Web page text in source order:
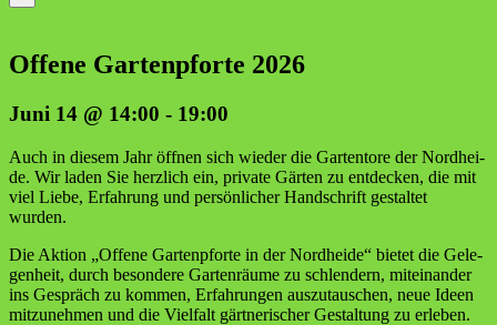
Offe­ne Gar­ten­pfor­te 2026
Juni 14 @ 14:00 - 19:00
Auch in die­sem Jahr öff­nen sich wie­der die Gar­ten­to­re der Nord­hei­
de. Wir laden Sie herz­lich ein, pri­va­te Gär­ten zu ent­de­cken, die mit
viel Lie­be, Erfah­rung und per­sön­li­cher Hand­schrift gestal­tet
wurden.
Die Akti­on „Offe­ne Gar­ten­pfor­te in der Nord­hei­de“ bie­tet die Gele­
gen­heit, durch beson­de­re Gar­ten­räu­me zu schlen­dern, mit­ein­an­der
ins Gespräch zu kom­men, Erfah­run­gen aus­zu­tau­schen, neue Ideen
mit­zu­neh­men und die Viel­falt gärt­ne­ri­scher Gestal­tung zu erleben.